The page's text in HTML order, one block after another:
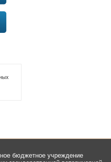
бюджетное учреждение